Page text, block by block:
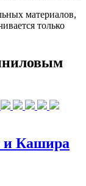
материалов,
только
и Кашира